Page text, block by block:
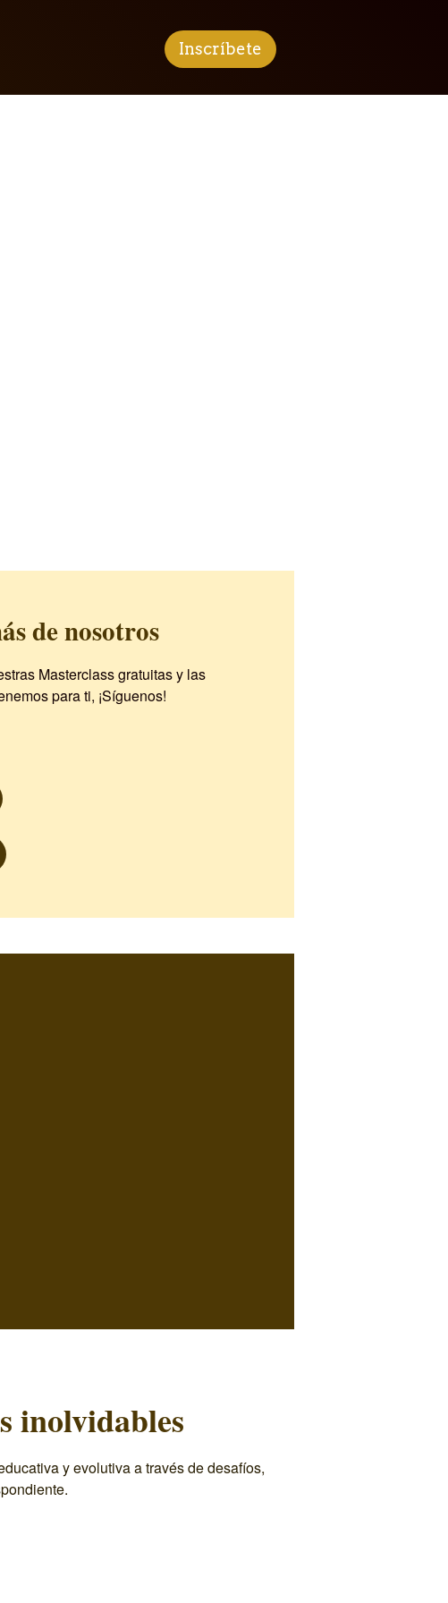
Inscríbete
de nosotros
Masterclass gratuitas y las
para ti, ¡Síguenos!
inolvidables
y evolutiva a través de desafíos,